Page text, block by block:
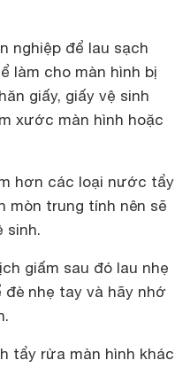
nghiệp để lau sạch
làm cho màn hình bị
giấy, giấy vệ sinh
xước màn hình hoặc
hơn các loại nước tẩy
mòn trung tính nên sẽ
sinh.
giấm sau đó lau nhẹ
đè nhẹ tay và hãy nhớ
tẩy rửa màn hình khác